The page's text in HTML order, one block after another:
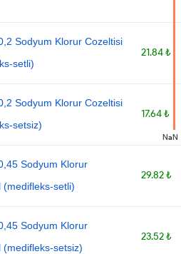
Sodyum Klorur Cozeltisi
setli)
21.84 ₺
Sodyum Klorur Cozeltisi
setsiz)
17.64 ₺
Sodyum Klorur
(medifleks-setli)
29.82 ₺
Sodyum Klorur
(medifleks-setsiz)
23.52 ₺
NaN